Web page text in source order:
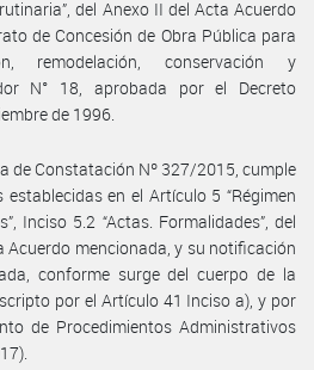
del Anexo II del Acta Acuerdo
de Concesión de Obra Pública para
remodelación, conservación y
N° 18, aprobada por el Decreto
de 1996.
de Constatación Nº 327/2015, cumple
en el Artículo 5 “Régimen
Inciso 5.2 “Actas. Formalidades”, del
Acuerdo mencionada, y su notificación
conforme surge del cuerpo de la
por el Artículo 41 Inciso a), y por
de Procedimientos Administrativos